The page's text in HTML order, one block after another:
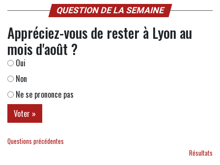
QUESTION DE LA SEMAINE
Appréciez-vous de rester à Lyon au
mois d'août ?
Oui
Non
Ne se prononce pas
Questions précédentes
Résultats